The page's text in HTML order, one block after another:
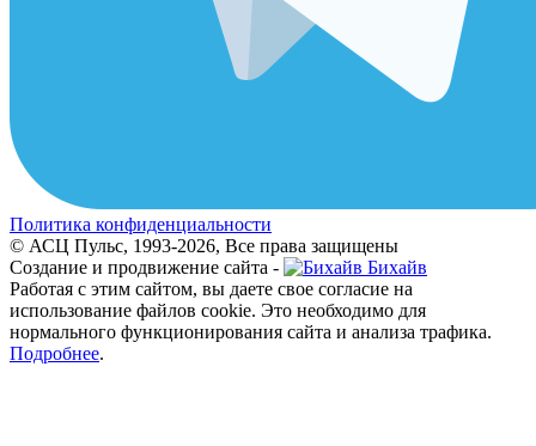
Политика конфиденциальности
© АСЦ Пульс, 1993-2026, Все права защищены
Создание и продвижение сайта -
Бихайв
Работая с этим сайтом, вы даете свое согласие на
использование файлов cookie. Это необходимо для
нормального функционирования сайта и анализа трафика.
Подробнее.